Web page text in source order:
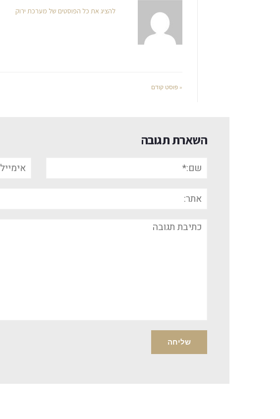
להציג את כל הפוסטים של מערכת ירוק
« פוסט קודם
השארת תגובה
אימייל*
תגובה